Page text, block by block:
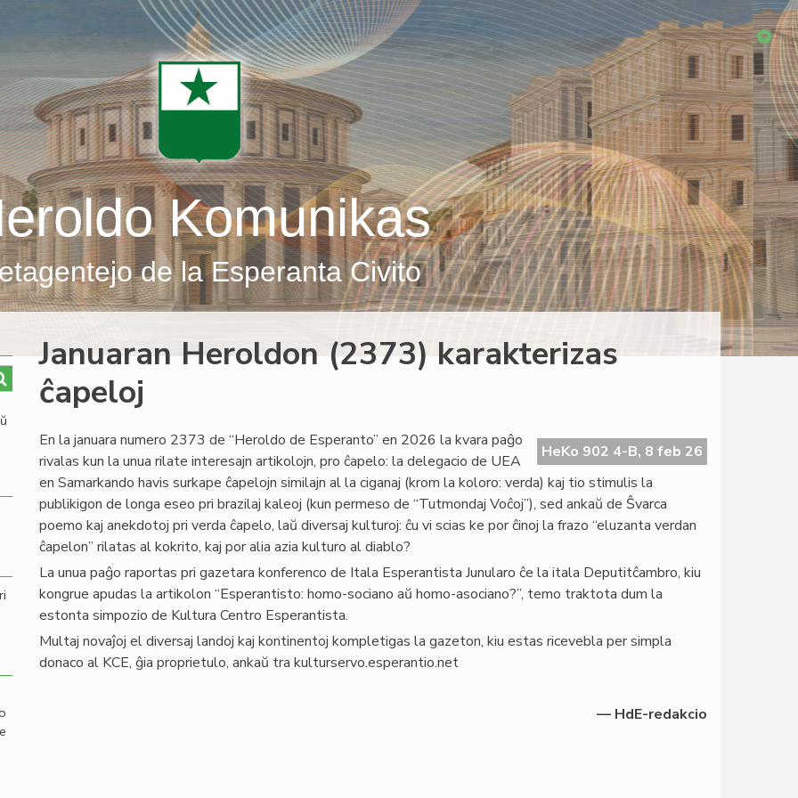
Komunikas
de la Esperanta Civito
Januaran Heroldon (2373) karakterizas
ĉapeloj
HeKo 902 4-B, 8 feb 26
En la januara numero 2373 de “Heroldo de Esperanto” en 2026 la kvara paĝo
rivalas kun la unua rilate interesajn artikolojn, pro ĉapelo: la delegacio de UEA
en Samarkando havis surkape ĉapelojn similajn al la ciganaj (krom la koloro: verda) kaj tio stimulis la
publikigon de longa eseo pri brazilaj kaleoj (kun permeso de “Tutmondaj Voĉoj”), sed ankaŭ de Ŝvarca
poemo kaj anekdotoj pri verda ĉapelo, laŭ diversaj kulturoj: ĉu vi scias ke por ĉinoj la frazo “eluzanta verdan
ĉapelon” rilatas al kokrito, kaj por alia azia kulturo al diablo?
La unua paĝo raportas pri gazetara konferenco de Itala Esperantista Junularo ĉe la itala Deputitĉambro, kiu
kongrue apudas la artikolon “Esperantisto: homo-sociano aŭ homo-asociano?”, temo traktota dum la
estonta simpozio de Kultura Centro Esperantista.
Multaj novaĵoj el diversaj landoj kaj kontinentoj kompletigas la gazeton, kiu estas ricevebla per simpla
donaco al KCE, ĝia proprietulo, ankaŭ tra kulturservo.esperantio.net
— HdE-redakcio